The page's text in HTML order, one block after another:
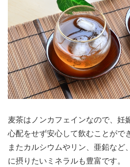
麦茶はノンカフェインなので、妊
心配をせず安心して飲むことがで
またカルシウムやリン、亜鉛など
に摂りたいミネラルも豊富です。